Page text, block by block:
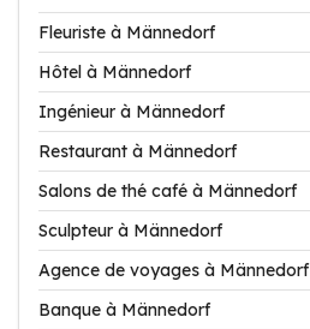
Fleuriste à Männedorf
Hôtel à Männedorf
Ingénieur à Männedorf
Restaurant à Männedorf
Salons de thé café à Männedorf
Sculpteur à Männedorf
Agence de voyages à Männedorf
Banque à Männedorf